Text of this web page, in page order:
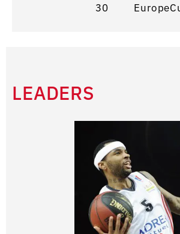
30
LEADERS